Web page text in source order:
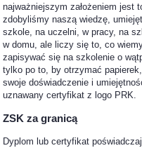
najważniejszym założeniem jest
zdobyliśmy naszą wiedzę,
szkole, na uczelni, w pracy, na
w domu, ale liczy się to, co
zapisywać się na szkolenie o
tylko po to, by otrzymać
swoje doświadczenie i
uznawany certyfikat z logo PRK.
ZSK za granicą
Dyplom lub certyfikat